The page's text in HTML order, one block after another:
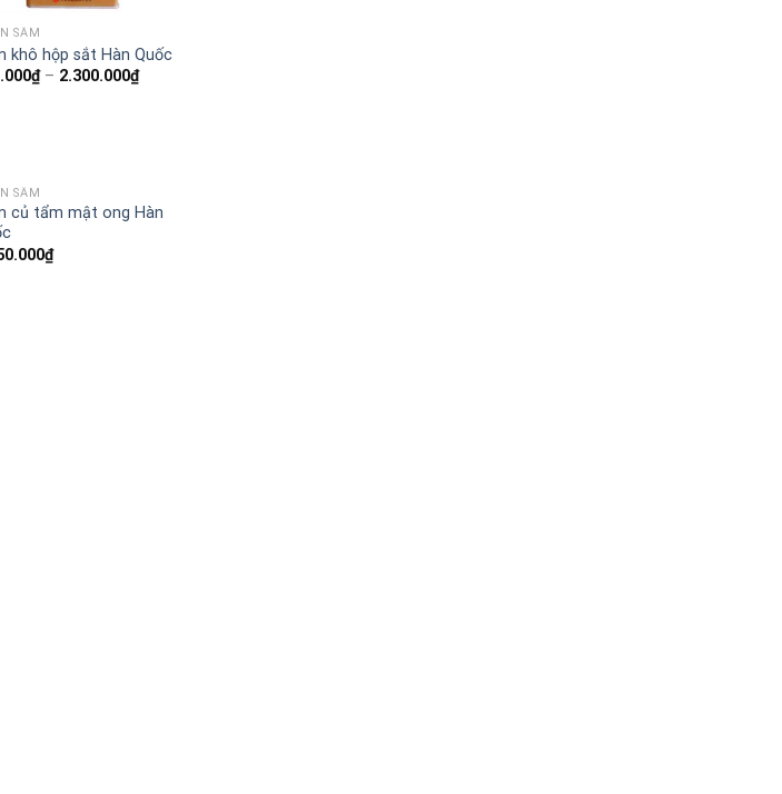
SÂM
khô hộp sắt Hàn Quốc
₫– 2.300.000₫
Add to
Wishlist
SÂM
củ tẩm mật ong Hàn
₫